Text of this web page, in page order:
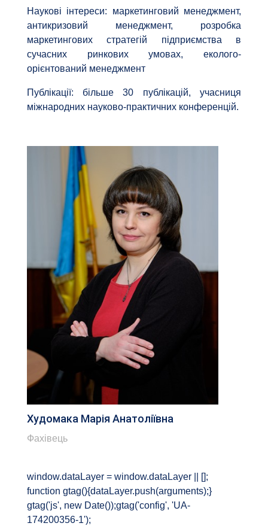
Наукові інтереси: маркетинговий менеджмент,
антикризовий менеджмент, розробка
маркетингових стратегій підприємства в
сучасних ринкових умовах, еколого-
орієнтований менеджмент
Публікації: більше 30 публікацій, учасниця
міжнародних науково-практичних конференцій.
Худомака Марія Анатоліївна
Фахівець
window.dataLayer = window.dataLayer || [];
function gtag(){dataLayer.push(arguments);}
gtag('js', new Date());gtag('config', 'UA-
174200356-1');